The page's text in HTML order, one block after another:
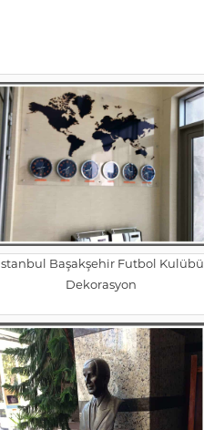
İstanbul Başakşehir Futbol Kulübü
Dekorasyon